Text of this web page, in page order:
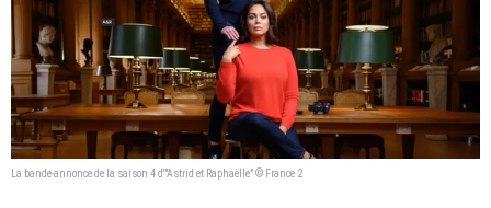
La bande-annonce de la saison 4 d'"Astrid et Raphaëlle" © France 2